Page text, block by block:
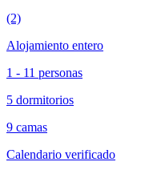
(2)
Alojamiento entero
1 - 11 personas
5 dormitorios
9 camas
Calendario verificado